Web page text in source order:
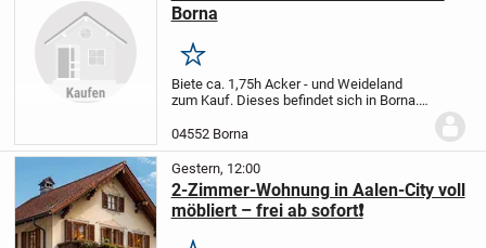
Borna
Merken
Biete ca. 1,75h Acker - und Weideland
zum Kauf. Dieses befindet sich in Borna.
04552 Borna
Gestern, 12:00
2-Zimmer-Wohnung in Aalen-City voll
möbliert – frei ab sofort❗️